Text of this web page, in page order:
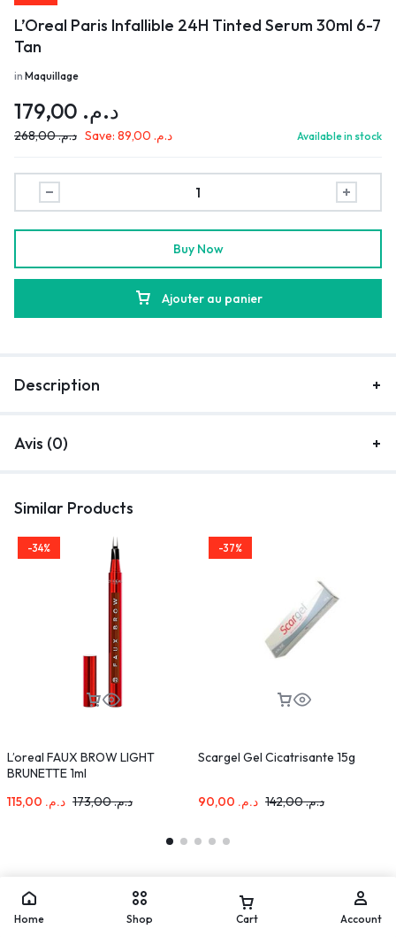
L’Oreal Paris Infallible 24H Tinted Serum 30ml 6-7
Tan
in Maquillage
د.م.
د.م.268,00 Save: د.م. Available in stock
Ajouter au panier
Buy Now
Description
Avis (0)
Similar Products
-34%
L’oreal FAUX BROW LIGHT
BRUNETTE 1ml
د.م.
د.م.173,00
-37%
Scargel Gel Cicatrisante 15g
د.م. د.م.142,00
Home Shop Cart Account